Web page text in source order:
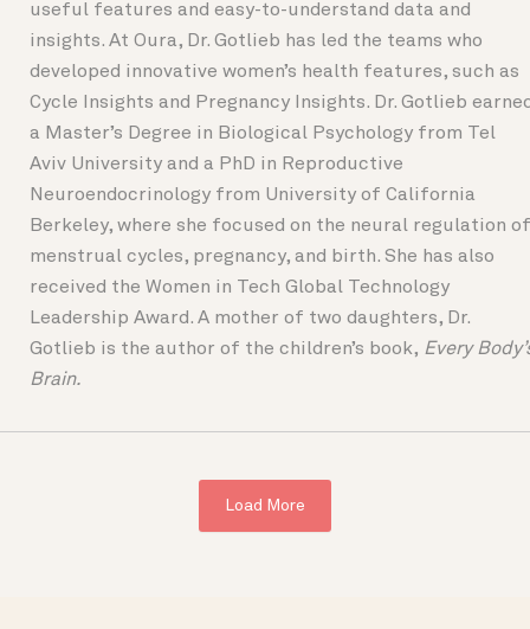
useful features and easy-to-understand data and
insights. At Oura, Dr. Gotlieb has led the teams who
developed innovative women’s health features, such as
Cycle Insights and Pregnancy Insights. Dr. Gotlieb
a Master’s Degree in Biological Psychology from Tel
Aviv University and a PhD in Reproductive
Neuroendocrinology from University of California
Berkeley, where she focused on the neural regulation of
menstrual cycles, pregnancy, and birth. She has also
received the Women in Tech Global Technology
Leadership Award. A mother of two daughters, Dr.
Gotlieb is the author of the children’s book, Every
Brain.
Load More